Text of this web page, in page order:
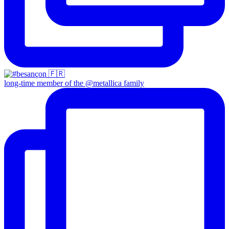
long-time member of the @metallica family